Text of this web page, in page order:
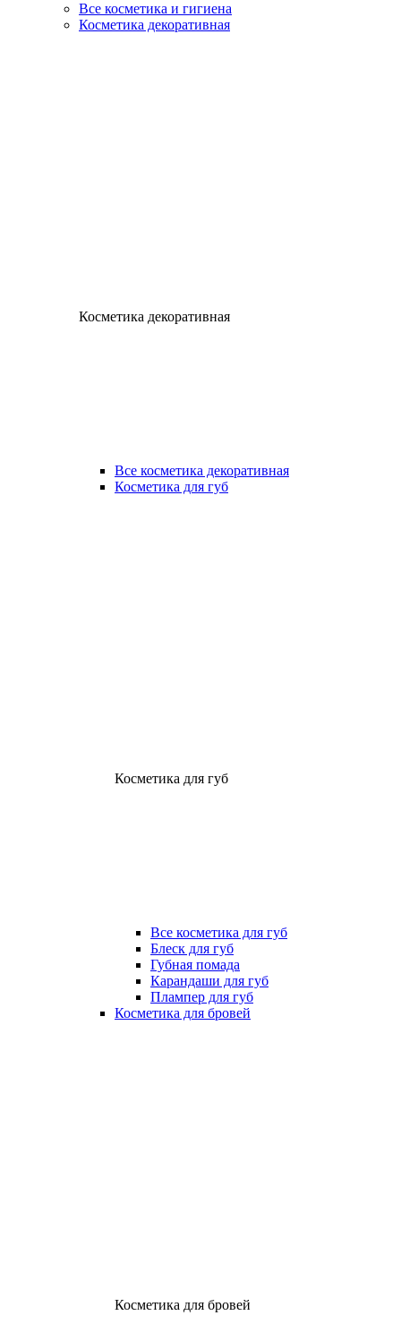
Все косметика и гигиена
Косметика декоративная
Косметика декоративная
Все косметика декоративная
Косметика для губ
Косметика для губ
Все косметика для губ
Блеск для губ
Губная помада
Карандаши для губ
Плампер для губ
Косметика для бровей
Косметика для бровей